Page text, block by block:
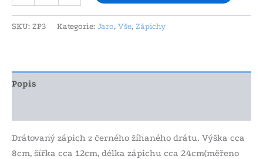
SKU: ZP3 Kategorie: Jaro, Vše, Zápichy
Popis
Drátovaný zápich z černého žíhaného drátu. Výška cca
8cm, šířka cca 12cm, délka zápichu cca 24cm(měřeno